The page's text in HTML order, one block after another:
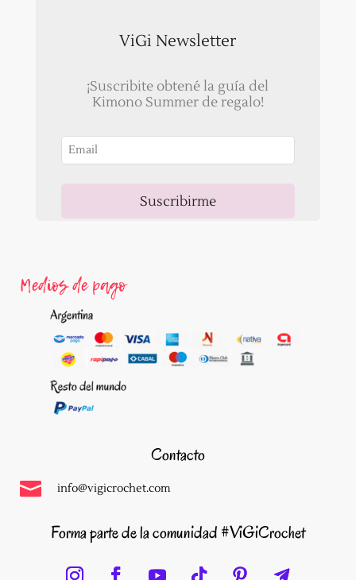
ViGi Newsletter
¡Suscribite obtené la guía del
Kimono Summer de regalo!
Suscribirme
Medios de pago
Contacto
 info@vigicrochet.com
Forma parte de la comunidad #ViGiCrochet